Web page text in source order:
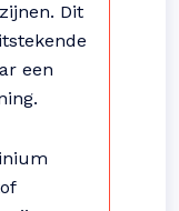
Dit
een